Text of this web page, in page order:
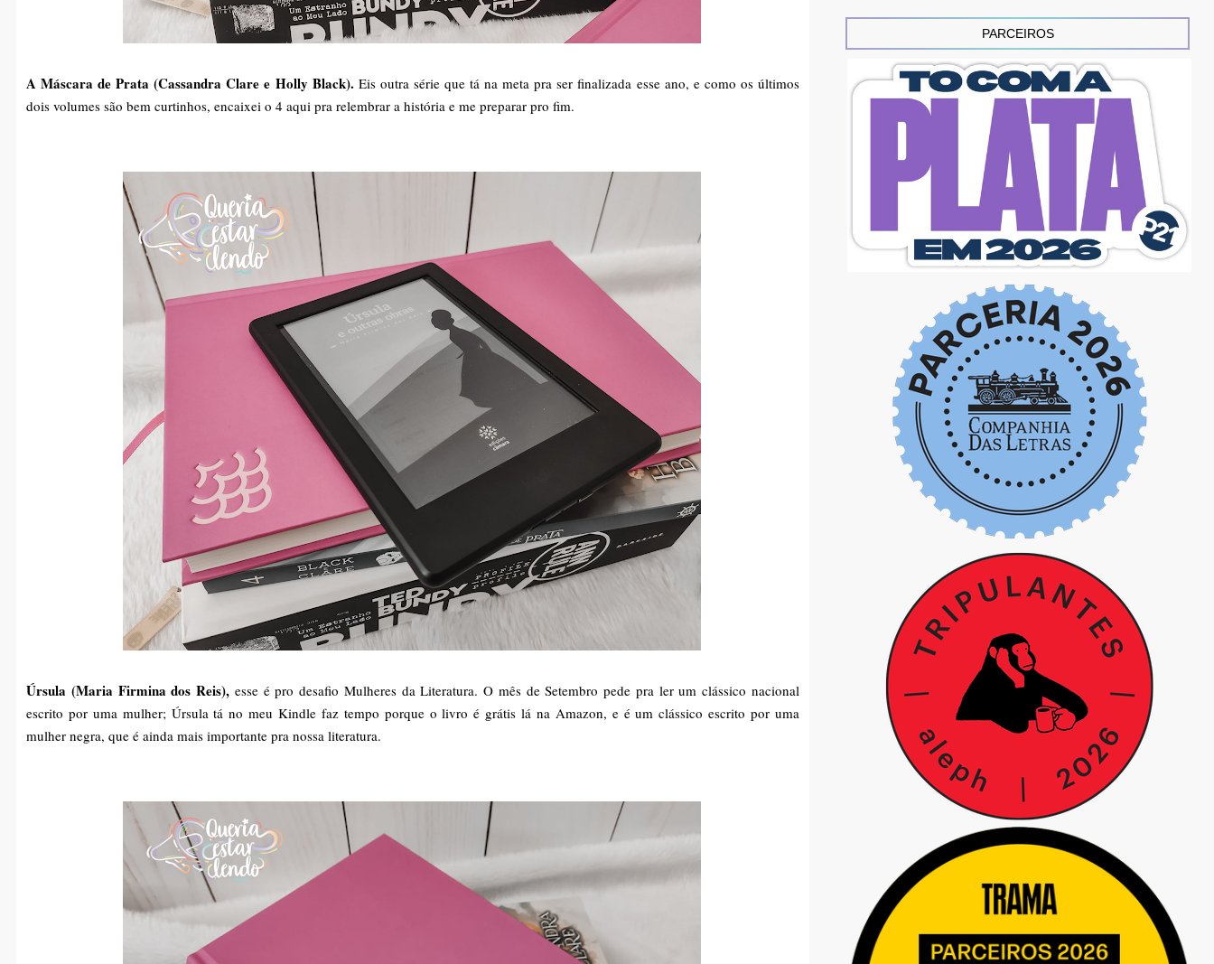
A Máscara de Prata (Cassandra Clare e Holly Black). Eis outra série que tá na meta pra ser finalizada esse ano, e como os últimos
dois volumes são bem curtinhos, encaixei o 4 aqui pra relembrar a história e me preparar pro fim.
Úrsula (Maria Firmina dos Reis), esse é pro desafio Mulheres da Literatura. O mês de Setembro pede pra ler um clássico nacional
escrito por uma mulher; Úrsula tá no meu Kindle faz tempo porque o livro é grátis lá na Amazon, e é um clássico escrito por uma
mulher negra, que é ainda mais importante pra nossa literatura.
PARCEIROS